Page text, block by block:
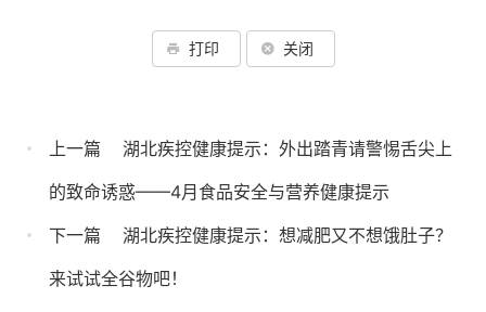
打印 关闭
上一篇
湖北疾控健康提示：外出踏青请警惕舌尖上
的致命诱惑——4月食品安全与营养健康提示
下一篇
湖北疾控健康提示：想减肥又不想饿肚子？
来试试全谷物吧！